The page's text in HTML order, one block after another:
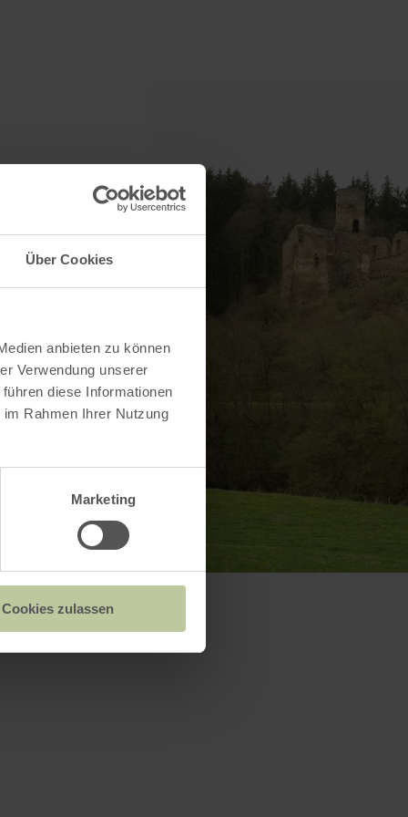
Über Cookies
anbieten zu können
Verwendung unserer
diese Informationen
Rahmen Ihrer Nutzung
Marketing
Cookies zulassen